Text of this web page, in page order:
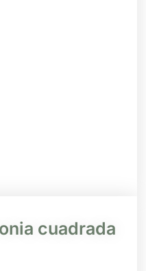
cuadrada